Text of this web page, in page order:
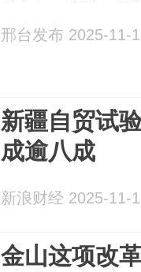
邢台发布 2025-11-
新疆自贸试
成逾八成
新浪财经 2025-11-
金山这项改